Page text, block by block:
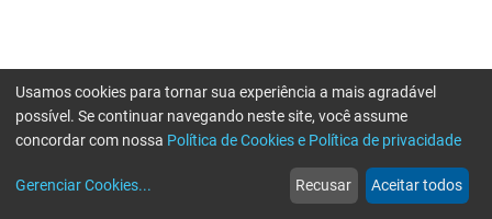
web
Notícias
more_horiz
Mais
Usamos cookies para tornar sua experiência a mais agradável
possível. Se continuar navegando neste site, você assume
concordar com nossa Política de Cookies e Política de privacidade
Gerenciar Cookies... Recusar Aceitar todos
Erro ao enviar informações, por favor tente novamente